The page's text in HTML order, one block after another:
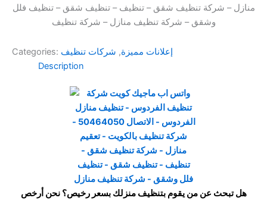
منازل – شركة تنظيف شقق – تنظيف – تنظيف شقق – تنظيف فلل
وشقق – شركة تنظيف منازل – شركة تنظيف
Categories: إعلانات مميزة, شركات تنظيف
Description
هل تبحث عن من يقوم بتنظيف منزلك بسعر رخيص؟ نحن أرخص